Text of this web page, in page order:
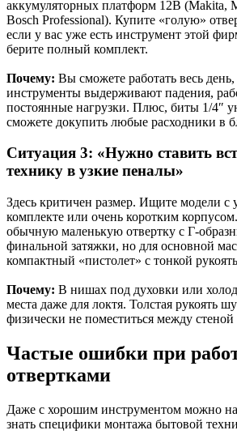
аккумуляторных платформ 12В (Makita,
Bosch Professional). Купите «голую»
если у вас уже есть инструмент этой
берите полный комплект.
Почему: Вы сможете работать весь
инструменты выдерживают падения,
постоянные нагрузки. Плюс, биты 1/4″
сможете докупить любые расходники в
Ситуация 3: «Нужно ставить
технику в узкие пеналы»
Здесь критичен размер. Ищите модели с
комплекте или очень коротким
обычную маленькую отвертку с Г-
финальной затяжки, но для основной
компактный «пистолет» с тонкой
Почему: В нишах под духовки или
места даже для локтя. Толстая рукоять
физически не поместиться между
Частые ошибки при
отвертками
Даже с хорошим инструментом можно
знать специфики монтажа бытовой